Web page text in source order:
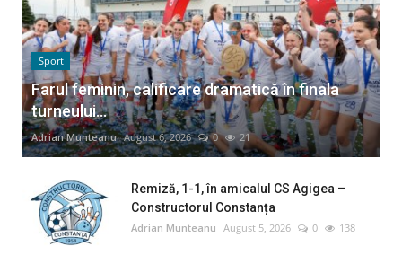
Sport
Farul feminin, calificare dramatică în finala
turneului...
Adrian Munteanu August 6, 2026 0 21
Remiză, 1-1, în amicalul CS Agigea –
Constructorul Constanța
Adrian Munteanu August 5, 2026 0 138